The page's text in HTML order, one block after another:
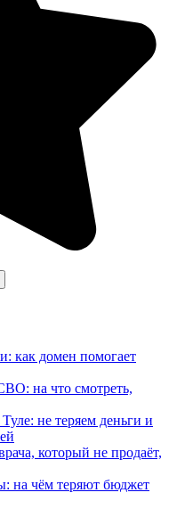
как домен помогает
на что смотреть,
не теряем деньги и
который не продаёт,
на чём теряют бюджет